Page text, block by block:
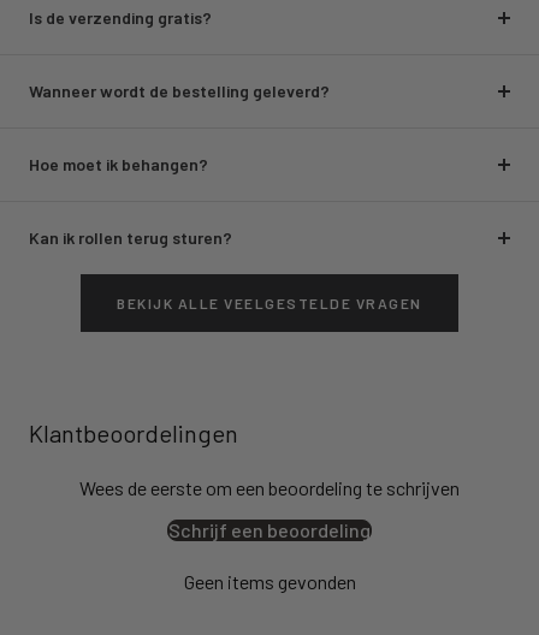
Is de verzending gratis?
Wanneer wordt de bestelling geleverd?
Hoe moet ik behangen?
Kan ik rollen terug sturen?
BEKIJK ALLE VEELGESTELDE VRAGEN
Klantbeoordelingen
Wees de eerste om een beoordeling te schrijven
Schrijf een beoordeling
Geen items gevonden